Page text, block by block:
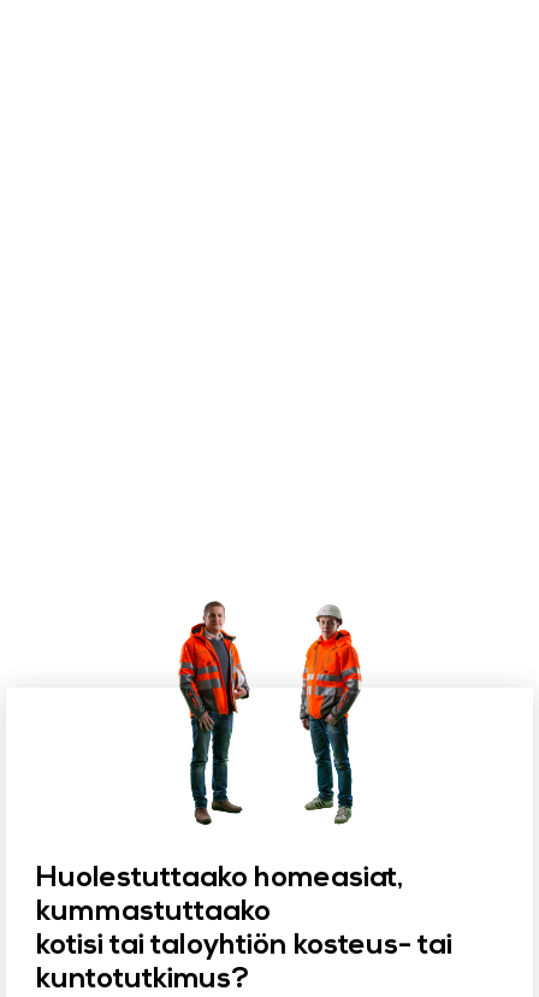
Huolestuttaako homeasiat,
kummastuttaako
kotisi tai taloyhtiön kosteus- tai
kuntotutkimus?